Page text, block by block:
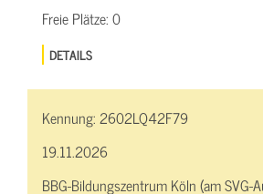
Freie Plätze:0
DETAILS
Kennung:2602LQ42F79
19.11.2026
BBG-Bildungszentrum Köln (am SVG-